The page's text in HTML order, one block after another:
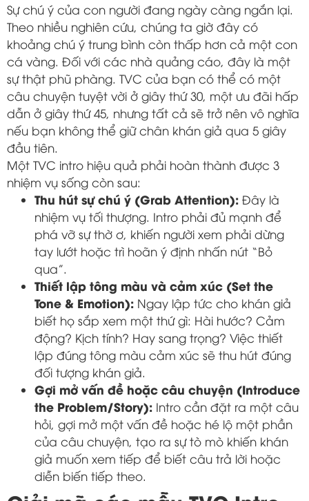
Sự chú ý của con người đang ngày càng ngắn lại.
Theo nhiều nghiên cứu, chúng ta giờ đây có
khoảng chú ý trung bình còn thấp hơn cả một con
cá vàng. Đối với các nhà quảng cáo, đây là một
sự thật phũ phàng. TVC của bạn có thể có một
câu chuyện tuyệt vời ở giây thứ 30, một ưu đãi hấp
dẫn ở giây thứ 45, nhưng tất cả sẽ trở nên vô nghĩa
nếu bạn không thể giữ chân khán giả qua 5 giây
đầu tiên.
Một TVC intro hiệu quả phải hoàn thành được 3
nhiệm vụ sống còn sau:
Thu hút sự chú ý (Grab Attention): Đây là
nhiệm vụ tối thượng. Intro phải đủ mạnh để
phá vỡ sự thờ ơ, khiến người xem phải dừng
tay lướt hoặc trì hoãn ý định nhấn nút “Bỏ
qua”.
Thiết lập tông màu và cảm xúc (Set the
Tone & Emotion): Ngay lập tức cho khán giả
biết họ sắp xem một thứ gì: Hài hước? Cảm
động? Kịch tính? Hay sang trọng? Việc thiết
lập đúng tông màu cảm xúc sẽ thu hút đúng
đối tượng khán giả.
Gợi mở vấn đề hoặc câu chuyện (Introduce
the Problem/Story): Intro cần đặt ra một câu
hỏi, gợi mở một vấn đề hoặc hé lộ một phần
của câu chuyện, tạo ra sự tò mò khiến khán
giả muốn xem tiếp để biết câu trả lời hoặc
diễn biến tiếp theo.